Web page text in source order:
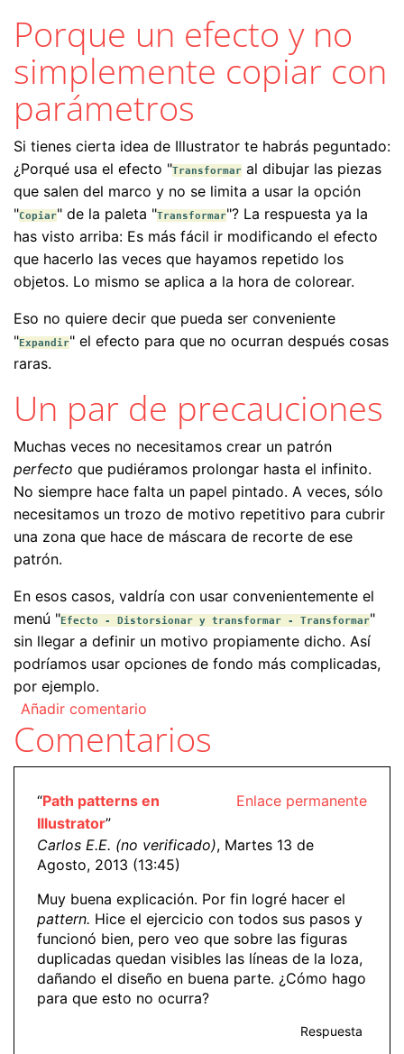
Porque un efecto y no
simplemente copiar con
parámetros
Si tienes cierta idea de Illustrator te habrás peguntado:
¿Porqué usa el efecto "Transformar al dibujar las piezas
que salen del marco y no se limita a usar la opción
"Copiar" de la paleta "Transformar"? La respuesta ya la
has visto arriba: Es más fácil ir modificando el efecto
que hacerlo las veces que hayamos repetido los
objetos. Lo mismo se aplica a la hora de colorear.
Eso no quiere decir que pueda ser conveniente
"Expandir" el efecto para que no ocurran después cosas
raras.
Un par de precauciones
Muchas veces no necesitamos crear un patrón
perfecto que pudiéramos prolongar hasta el infinito.
No siempre hace falta un papel pintado. A veces, sólo
necesitamos un trozo de motivo repetitivo para cubrir
una zona que hace de máscara de recorte de ese
patrón.
En esos casos, valdría con usar convenientemente el
menú "Efecto - Distorsionar y transformar - Transformar"
sin llegar a definir un motivo propiamente dicho. Así
podríamos usar opciones de fondo más complicadas,
por ejemplo.
Añadir comentario
Comentarios
Enlace permanente
“Path patterns en
Illustrator”
Carlos E.E. (no verificado), Martes 13 de
Agosto, 2013 (13:45)
Muy buena explicación. Por fin logré hacer el
pattern. Hice el ejercicio con todos sus pasos y
funcionó bien, pero veo que sobre las figuras
duplicadas quedan visibles las líneas de la loza,
dañando el diseño en buena parte. ¿Cómo hago
para que esto no ocurra?
Respuesta